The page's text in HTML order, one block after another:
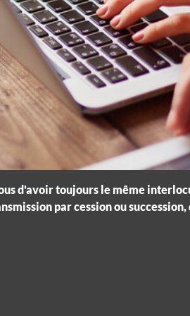
d'avoir toujours le même
par cession ou